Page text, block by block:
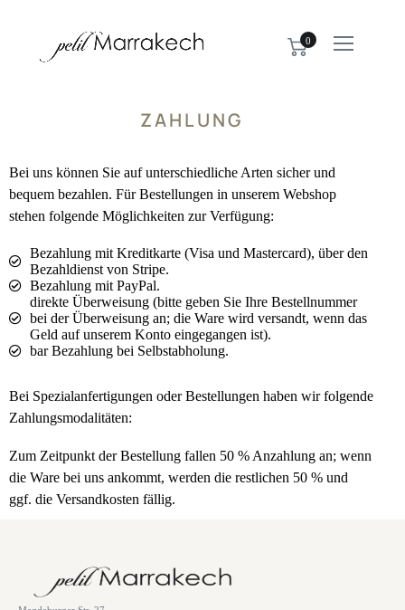
0
ZAHLUNG
Bei uns können Sie auf unterschiedliche Arten sicher und
bequem bezahlen. Für Bestellungen in unserem Webshop
stehen folgende Möglichkeiten zur Verfügung:
Bezahlung mit Kreditkarte (Visa und Mastercard), über den
Bezahldienst von Stripe.
Bezahlung mit PayPal.
direkte Überweisung (bitte geben Sie Ihre Bestellnummer
bei der Überweisung an; die Ware wird versandt, wenn das
Geld auf unserem Konto eingegangen ist).
bar Bezahlung bei Selbstabholung.
Bei Spezialanfertigungen oder Bestellungen haben wir folgende
Zahlungsmodalitäten:
Zum Zeitpunkt der Bestellung fallen 50 % Anzahlung an; wenn
die Ware bei uns ankommt, werden die restlichen 50 % und
ggf. die Versandkosten fällig.